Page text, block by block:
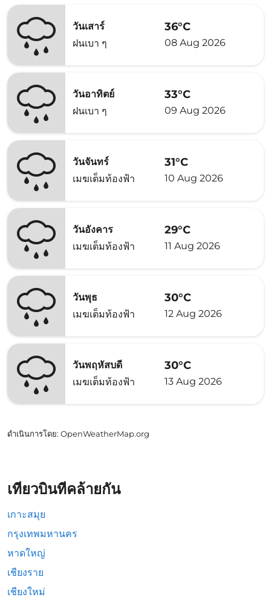
วันเสาร์
ฝนเบา ๆ
36°C
08 Aug 2026
วันอาทิตย์
ฝนเบา ๆ
33°C
09 Aug 2026
วันจันทร์
เมฆเต็มท้องฟ้า
31°C
10 Aug 2026
วันอังคาร
เมฆเต็มท้องฟ้า
29°C
11 Aug 2026
วันพุธ
เมฆเต็มท้องฟ้า
30°C
12 Aug 2026
วันพฤหัสบดี
เมฆเต็มท้องฟ้า
30°C
13 Aug 2026
ดำเนินการโดย: OpenWeatherMap.org
เที่ยวบินที่คล้ายกัน
เกาะสมุย
กรุงเทพมหานคร
หาดใหญ่
เชียงราย
เชียงใหม่